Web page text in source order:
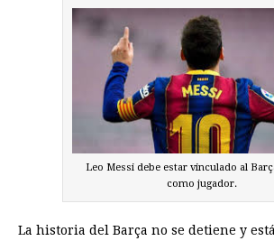
Leo Messi debe estar vinculado al
como jugador.
La historia del Barça no se detiene y